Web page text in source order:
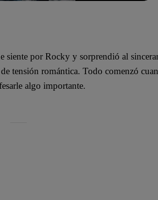
por Rocky y sorprendió al
tensión romántica. Todo comenzó
algo importante.